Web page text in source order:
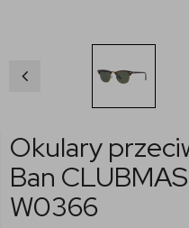
Okulary
Ban
W0366